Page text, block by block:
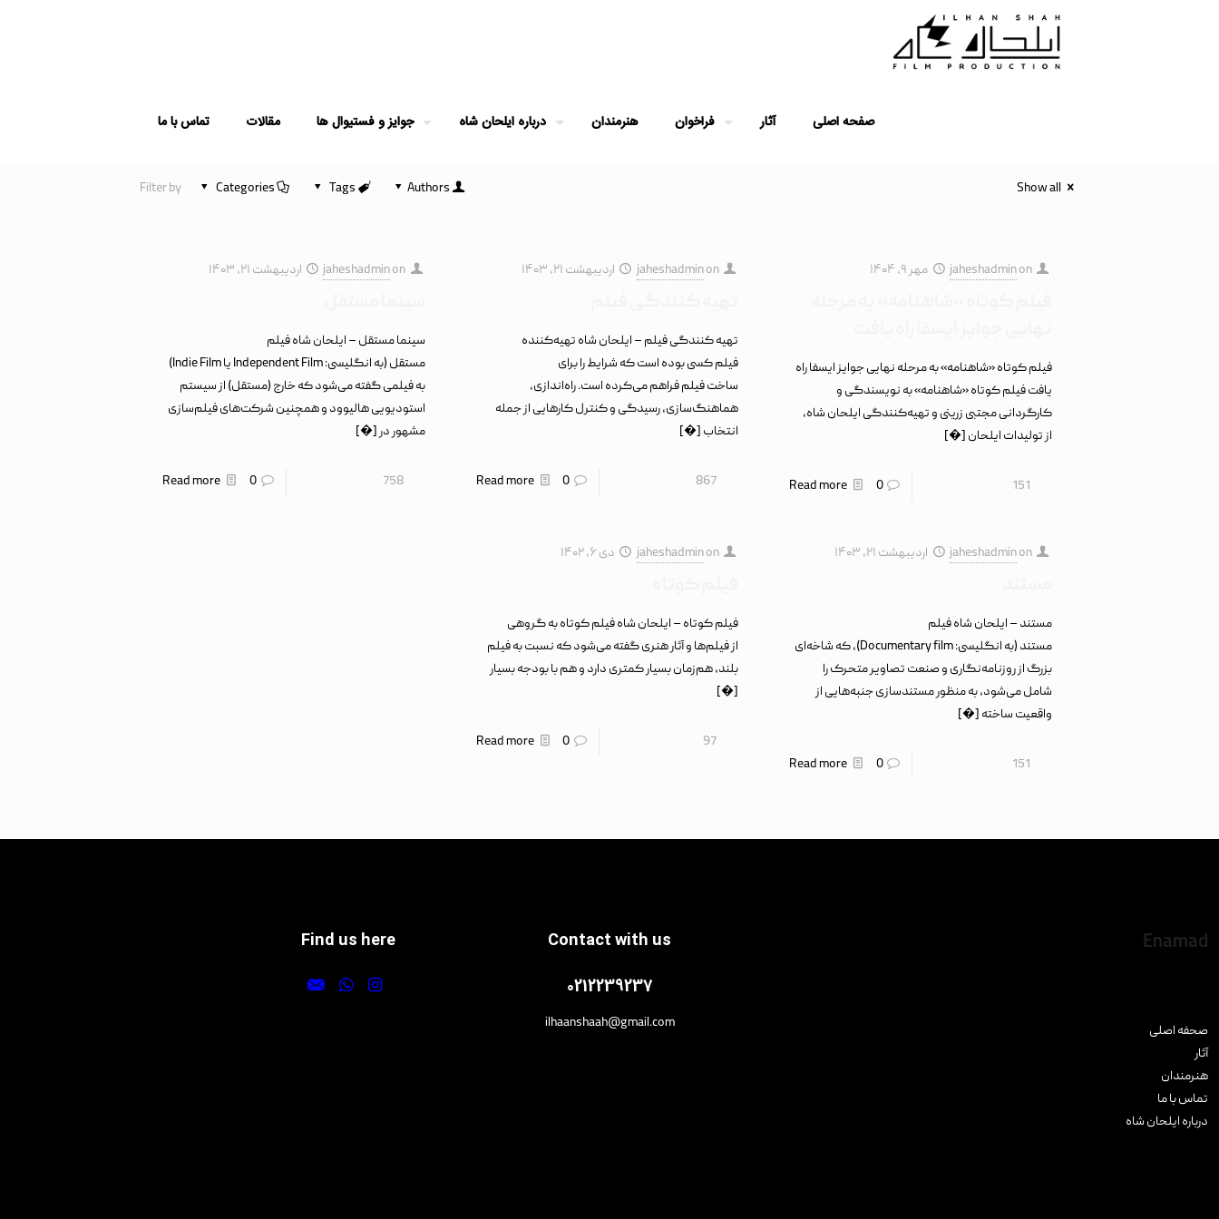
صفحه اصلی آثار فراخوان هنرمندان درباره ایلحان شاه جوایز و فستیوال ها مقالات تماس با ما
Filter by Categories Tags Authors Show all
jaheshadminon مهر ۹, ۱۴۰۴
فیلم کوتاه «شاهنامه» به مرحله نهایی جوایز ایسفا راه
یافت فیلم کوتاه «شاهنامه» به نویسندگی و
کارگردانی مجتبی زرینی و تهیه‌کنندگی ایلحان شاه،
از تولیدات ایلحان [�]
151
0
Read more
jaheshadminon اردیبهشت ۲۱, ۱۴۰۳
تهیه کنندگی فیلم – ایلحان شاه تهیه‌کننده
فیلم کسی بوده است که شرایط را برای
ساخت فیلم فراهم می‌کرده است. راه‌اندازی،
هماهنگ‌سازی، رسیدگی و کنترل کارهایی از جمله
انتخاب [�]
867
0
Read more
jaheshadminon اردیبهشت ۲۱, ۱۴۰۳
سینما مستقل – ایلحان شاه فیلم
مستقل (به انگلیسی: Independent Film یا Indie Film)
به فیلمی گفته می‌شود که خارج (مستقل) از سیستم
استودیویی هالیوود و همچنین شرکت‌های فیلم‌سازی
مشهور در[�]
758
0
Read more
jaheshadminon اردیبهشت ۲۱, ۱۴۰۳
مستند – ایلحان شاه فیلم
مستند (به انگلیسی: Documentary film)، که شاخه‌ای
بزرگ از روزنامه‌نگاری و صنعت تصاویر متحرک را
شامل می‌شود، به منظور مستندسازی جنبه‌هایی از
واقعیت ساخته [�]
151
0
Read more
jaheshadminon دی ۶, ۱۴۰۲
فیلم کوتاه – ایلحان شاه فیلم کوتاه به گروهی
از فیلم‌ها و آثار هنری گفته می‌شود که نسبت به فیلم
بلند، هم‌زمان بسیار کمتری دارد و هم با بودجه بسیار
[�]
97
0
Read more
Enamad
صحفه اصلی
آثار
هنرمندان
تماس با ما
درباره ایلحان شاه
Contact with us
0212239237
ilhaanshaah@gmail.com
Find us here